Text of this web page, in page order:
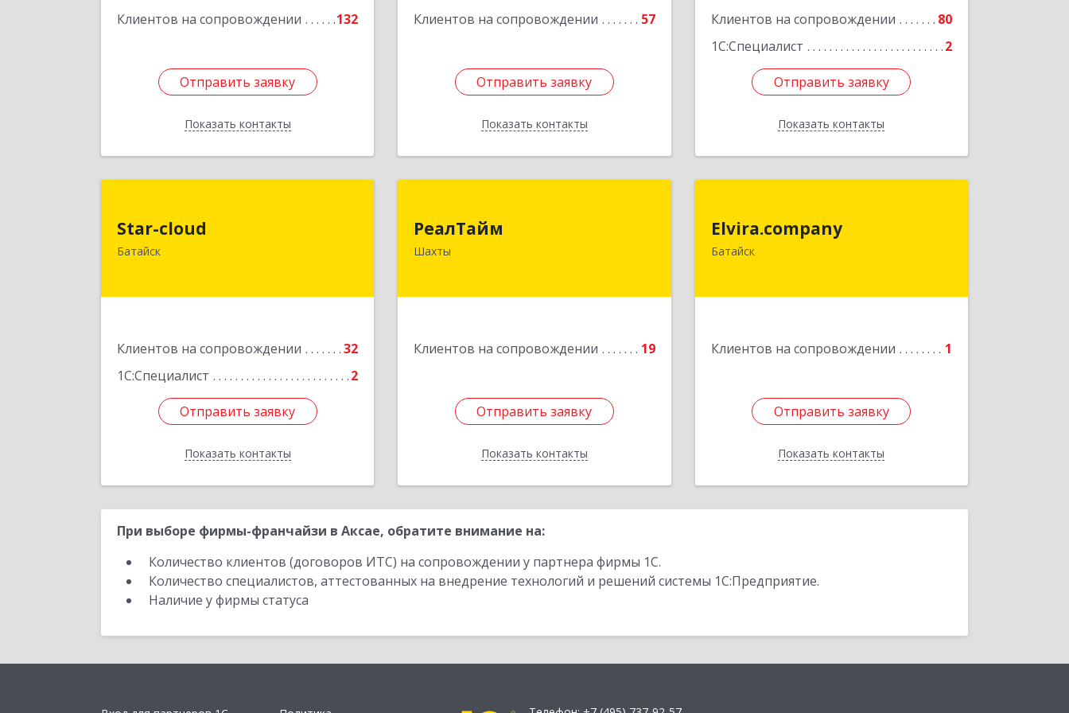
Клиентов на сопровождении 132
Отправить заявку
Показать контакты
Отправить заявку
Назад
Клиентов на сопровождении 57
Отправить заявку
Показать контакты
Отправить заявку
Назад
Клиентов на сопровождении
80
1С:Специалист
2
Отправить заявку
Показать контакты
Отправить заявку
Назад
Star-cloud
Батайск
Клиентов на сопровождении
32
1С:Специалист
2
Отправить заявку
Показать контакты
Подробнее
Отправить заявку
Назад
РеалТайм
Шахты
Клиентов на сопровождении 19
Отправить заявку
Показать контакты
Подробнее
Отправить заявку
Назад
Elvira.company
Батайск
Клиентов на сопровождении 1
Отправить заявку
Показать контакты
Отправить заявку
Назад
При выборе фирмы-франчайзи в Аксае, обратите внимание на:
Количество клиентов (договоров ИТС) на сопровождении у партнера фирмы 1С.
Количество специалистов, аттестованных на внедрение технологий и решений системы 1С:Предприятие.
Наличие у фирмы статуса